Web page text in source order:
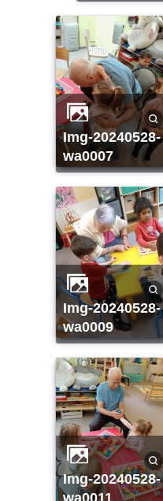
img-20240528-
wa0007
img-20240528-
wa0009
img-20240528-
wa0011